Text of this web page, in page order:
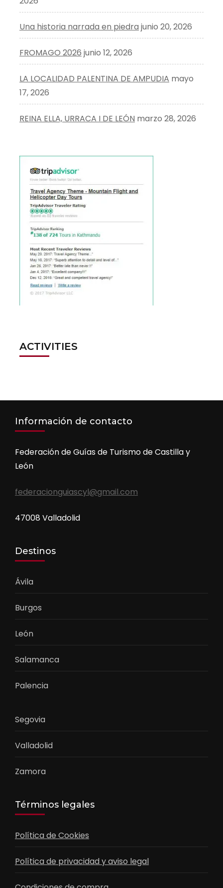
Una historia narrada en piedra junio 20, 2026
FROMAGO 2026 junio 12, 2026
LA LOCALIDAD PALENTINA DE AMPUDIA mayo
17, 2026
REINA ELLA, URRACA I DE LEÓN marzo 28, 2026
ACTIVITIES
Información de contacto
Federación de Guías de Turismo de Castilla y
León
federacionguiascyl@gmail.com
47008 Valladolid
Destinos
Ávila
Burgos
León
Salamanca
Palencia
Segovia
Valladolid
Zamora
Términos legales
Política de Cookies
Política de privacidad y aviso legal